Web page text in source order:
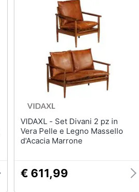
VIDAXL - Set Divani 2 pz in
Vera Pelle e Legno Massello
d'Acacia Marrone
€ 611,99